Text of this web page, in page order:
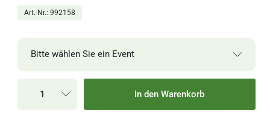
Art.-Nr. 992158
Bitte wählen Sie ein Event
In den Warenkorb